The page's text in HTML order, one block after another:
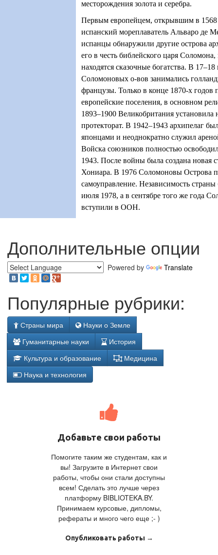
месторождения золота и серебра.
Первым европейцем, открывшим в
испанский мореплаватель Альваро де
испанцы обнаружили другие острова
его в честь библейского царя
находятся сказочные богатства. В
Соломоновых о-вов занимались
французы. Только в конце 1870-х годов
европейские поселения, в основном
1893–1900 Великобритания установила
протекторат. В 1942–1943 архипелаг
японцами и неоднократно служил
Войска союзников полностью
1943. После войны была создана новая
Хониара. В 1976 Соломоновы Острова
самоуправление. Независимость
июля 1978, а в сентябре того же года
вступили в ООН.
Дополнительные опции
Powered by Translate
Популярные рубрики:
Страны мира
Науки о Земле
Гуманитарные науки
История
Культура и образование
Медицина
Наука и технология
Добавьте свои работы
Помогите таким же студентам, как и
вы! Загрузите в Интернет свои
работы, чтобы они стали доступны
всем! Сделать это лучше через
платформу BIBLIOTEKA.BY.
Принимаем курсовые, дипломы,
рефераты и много чего еще ;- )
Опубликовать работы →